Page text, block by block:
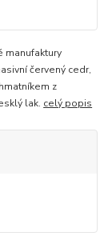
manufaktury
červený cedr,
z
lak. celý popis